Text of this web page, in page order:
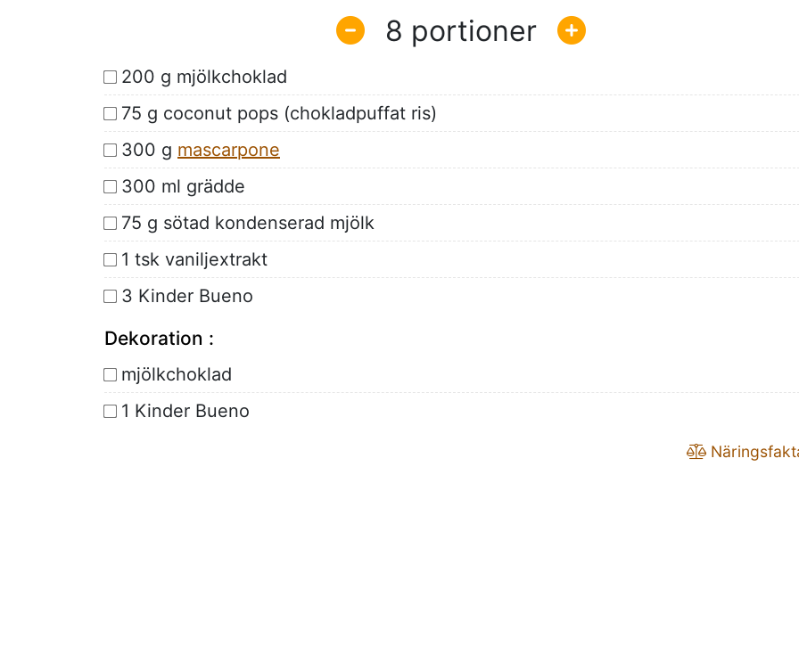
8
200 g mjölkchoklad
75 g coconut pops (chokladpuffat ris)
300 g mascarpone
300 ml grädde
75 g sötad kondenserad mjölk
1 tsk vaniljextrakt
3 Kinder Bueno
Dekoration :
mjölkchoklad
1 Kinder Bueno